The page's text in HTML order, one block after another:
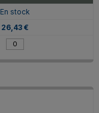
En stock
26,43 €